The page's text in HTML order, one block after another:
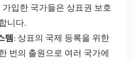
가입한 국가들은 상표권 보호
니다.
템 : 상표의 국제 등록을 위한
번의 출원으로 여러 국가에